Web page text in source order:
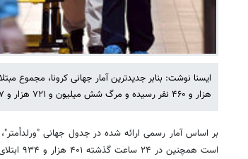
هزار و ۴۶۰ نفر رسیده و مرگ شش میلیون و ۷۲۱ هزار و ۴۴۷ بیمار نیز تایید شده است.
است همچنین در ۲۴ ساعت گذشته ۴۰۱ هزار و ۹۳۴ ابتلای جدید جهانی نیز به ثبت رسیده است.